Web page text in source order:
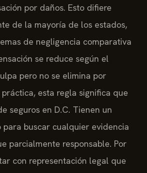
por daños. Esto difiere
de la mayoría de los estados,
de negligencia comparativa
se reduce según el
pero no se elimina por
esta regla significa que
seguros en D.C. Tienen un
buscar cualquier evidencia
parcialmente responsable. Por
con representación legal que